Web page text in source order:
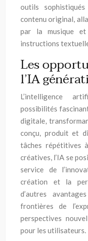
outils
contenu original,
par la musique
instructions
Les
l’IA
L’intelligence
possibilités
digitale,
conçu, produit et
tâches répétitives
créatives, l’IA se
service de
création et la
d’autres
frontières de
perspectives
pour les utilisateurs.